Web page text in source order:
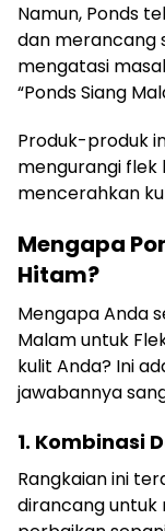
Namun, Ponds
dan merancang
mengatasi
“Ponds Siang
Produk-produk
mengurangi
mencerahkan
Mengapa
Hitam?
Mengapa Anda
Malam untuk
kulit Anda? Ini
jawabannya
1. Kombinasi
Rangkaian ini
dirancang untuk